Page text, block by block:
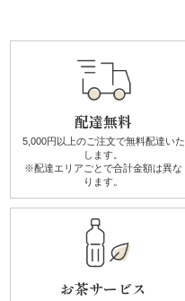
《う
な
配達無料
5,000円以上のご注文で無料配達いた
します。
※配達エリアごとで合計金額は異な
ります。
お茶サービス